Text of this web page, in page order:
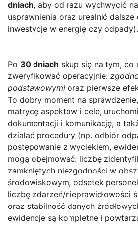
dniach, aby od razu wychwycić
usprawnienia oraz urealnić dalsze
inwestycje w energię czy odpady).
Po 30 dniach skup się na tym, co
zweryfikować operacyjnie:
podstawowymi oraz pierwsze
To dobry moment na
matrycę aspektów i cele,
dokumentacji i komunikację, a
działać procedury (np. odbiór
postępowanie z wyciekiem,
mogą obejmować: liczbę
zamkniętych niezgodności w
środowiskowym, odsetek
liczbę zdarzeń/nieprawidłowości
oraz stabilność danych
ewidencje są kompletne i